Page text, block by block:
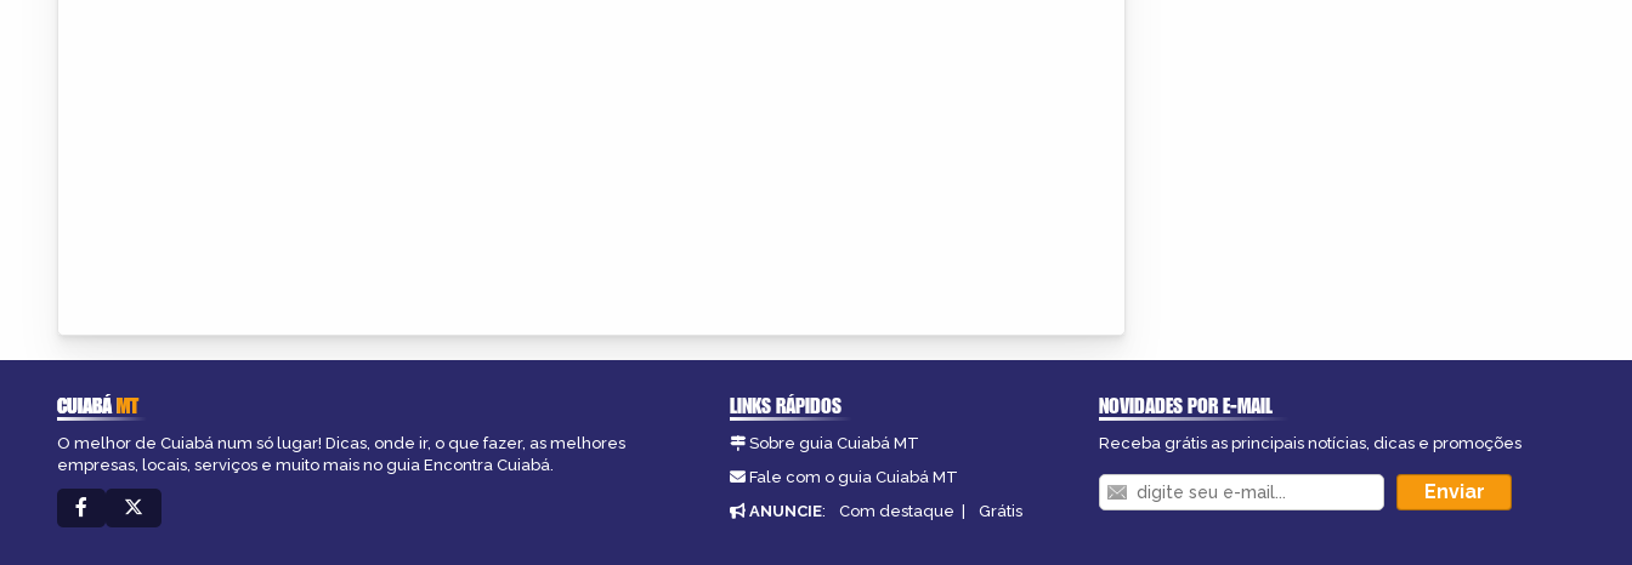
CUIABÁMT
O melhor de Cuiabá num só lugar! Dicas, onde ir, o que fazer, as melhores
empresas, locais, serviços e muito mais no guia Encontra Cuiabá.
LINKS RÁPIDOS
Sobre guia Cuiabá MT
Fale com o guia Cuiabá MT
ANUNCIE: Com destaque | Grátis
NOVIDADES POR E-MAIL
Receba grátis as principais notícias, dicas e promoções